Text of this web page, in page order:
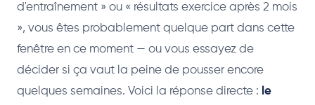
d'entraînement » ou « résultats exercice après 2 mois
», vous êtes probablement quelque part dans cette
fenêtre en ce moment — ou vous essayez de
décider si ça vaut la peine de pousser encore
quelques semaines. Voici la réponse directe : le